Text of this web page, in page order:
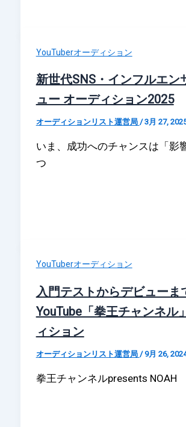
YouTuberオーディション
新世代SNS・インフルエン
ュー オーディション2025
オーディションリスト運営局 /3月 27,
いま、成功へのチャンスは「影
つ
YouTuberオーディション
入門テストからデビューま
YouTube「拳王チャンネル
ィション
オーディションリスト運営局 /9月 26,
拳王チャンネルpresents NOAH